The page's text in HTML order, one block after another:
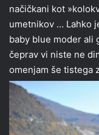
načičkani kot
umetnikov … Lahko
baby blue moder ali
čeprav vi niste ne
omenjam še tistega